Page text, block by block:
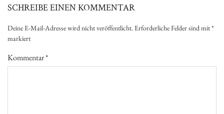
SCHREIBE EINEN KOMMENTAR
Deine E-Mail-Adresse wird nicht veröffentlicht.Erforderliche Felder sind mit*
markiert
Kommentar*